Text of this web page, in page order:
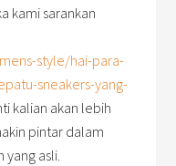
kami sarankan
style/hai-para-
sneakers-yang-
kalian akan lebih
pintar dalam
asli.